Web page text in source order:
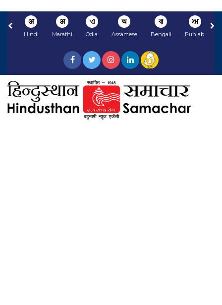
अ
Hindi
अ
Marathi
ଏ
Odia
অ
Assamese
বা
Bengali
ਅ
Punjabi